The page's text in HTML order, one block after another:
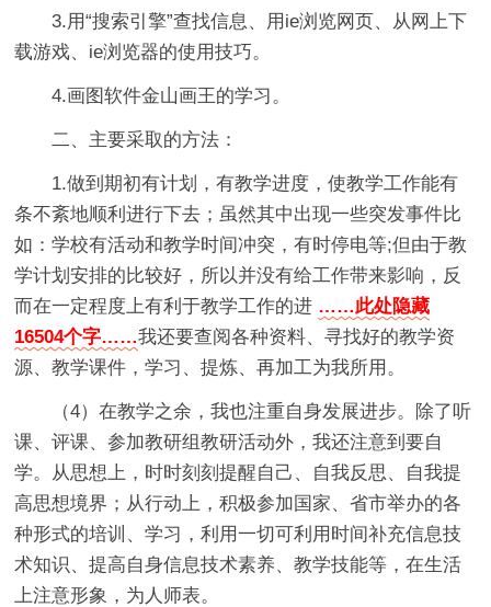
3.用“搜索引擎”查找信息、用ie浏览网页、从网上下
载游戏、ie浏览器的使用技巧。
4.画图软件金山画王的学习。
二、主要采取的方法：
1.做到期初有计划，有教学进度，使教学工作能有
条不紊地顺利进行下去；虽然其中出现一些突发事件比
如：学校有活动和教学时间冲突，有时停电等;但由于教
学计划安排的比较好，所以并没有给工作带来影响，反
而在一定程度上有利于教学工作的进 ……此处隐藏
16504个字……我还要查阅各种资料、寻找好的教学资
源、教学课件，学习、提炼、再加工为我所用。
（4）在教学之余，我也注重自身发展进步。除了听
课、评课、参加教研组教研活动外，我还注意到要自
学。从思想上，时时刻刻提醒自己、自我反思、自我提
高思想境界；从行动上，积极参加国家、省市举办的各
种形式的培训、学习，利用一切可利用时间补充信息技
术知识、提高自身信息技术素养、教学技能等，在生活
上注意形象，为人师表。